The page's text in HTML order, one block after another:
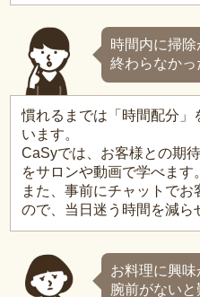
時間内に掃
終わらなかっ
慣れるまでは「時間配分」
います。
CaSyでは、お客様との期
をサロンや動画で学べます。
また、事前にチャットで
ので、当日迷う時間を減ら
お料理に興
腕前がない